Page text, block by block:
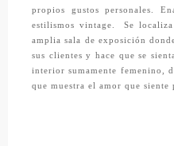
propios gustos personales.
estilismos vintage. Se
amplia sala de exposición
sus clientes y hace que se
interior sumamente femenino,
que muestra el amor que siente